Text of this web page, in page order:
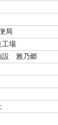
局
場
設 雅乃郷